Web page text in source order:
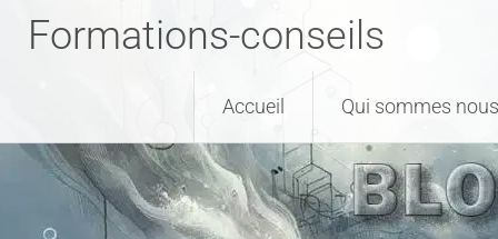
Formations-conseils
Accueil Qui sommes